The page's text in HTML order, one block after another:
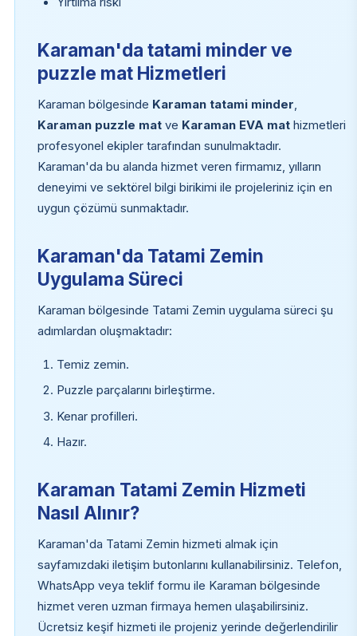
Karaman'da tatami minder ve
puzzle mat Hizmetleri
Karaman bölgesinde Karaman tatami minder,
Karaman puzzle matve Karaman EVA mathizmetleri
profesyonel ekipler tarafından sunulmaktadır.
Karaman'da bu alanda hizmet veren firmamız, yılların
deneyimi ve sektörel bilgi birikimi ile projeleriniz için en
uygun çözümü sunmaktadır.
Karaman'da Tatami Zemin
Uygulama Süreci
Karaman bölgesinde Tatami Zemin uygulama süreci şu
adımlardan oluşmaktadır:
Temiz zemin.
Puzzle parçalarını birleştirme.
Kenar profilleri.
Hazır.
Karaman Tatami Zemin Hizmeti
Nasıl Alınır?
Karaman'da Tatami Zemin hizmeti almak için
sayfamızdaki iletişim butonlarını kullanabilirsiniz. Telefon,
WhatsApp veya teklif formu ile Karaman bölgesinde
hizmet veren uzman firmaya hemen ulaşabilirsiniz.
Ücretsiz keşif hizmeti ile projeniz yerinde değerlendirilir